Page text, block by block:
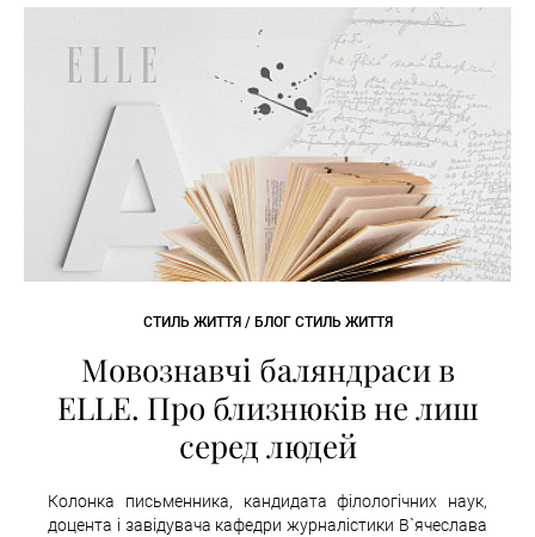
СТИЛЬ ЖИТТЯ / БЛОГ СТИЛЬ ЖИТТЯ
Мовознавчі баляндраси в
ELLE. Про близнюків не лиш
серед людей
Колонка письменника, кандидата філологічних наук,
доцента і завідувача кафедри журналістики В`ячеслава